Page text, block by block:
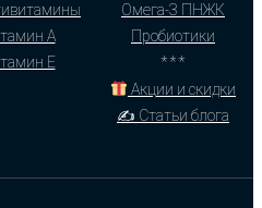
А
Е
Омега-3 ПНЖК
Пробиотики
* * *
Акции и скидки
✍ Статьи блога